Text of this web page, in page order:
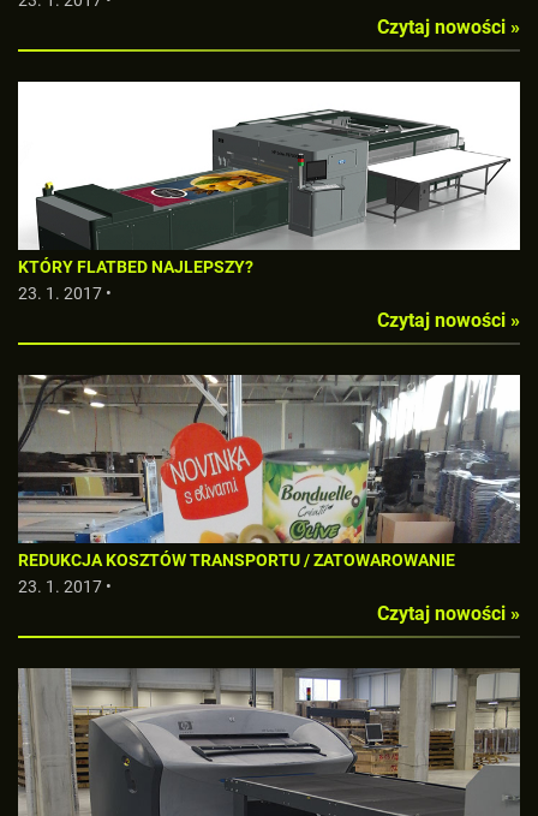
Czytaj nowości »
KTÓRY FLATBED NAJLEPSZY?
23. 1. 2017 •
Czytaj nowości »
REDUKCJA KOSZTÓW TRANSPORTU / ZATOWAROWANIE
23. 1. 2017 •
Czytaj nowości »